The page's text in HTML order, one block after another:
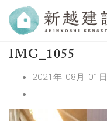
IMG_1055
2021年 08月 01日